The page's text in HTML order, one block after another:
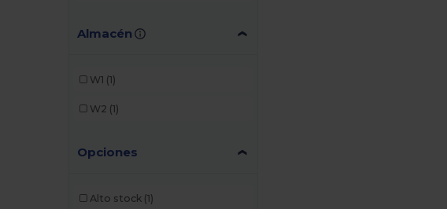
Almacén
W1 (1)
W2 (1)
Opciones
Alto stock (1)